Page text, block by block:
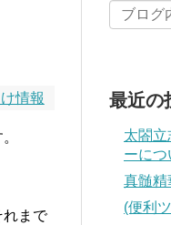
情報
れまで
最近の
太閤
ーにつ
真髄精
(便利